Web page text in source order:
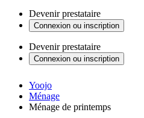
Devenir prestataire
Connexion ou inscription
Devenir prestataire
Connexion ou inscription
Yoojo
Ménage
Ménage de printemps